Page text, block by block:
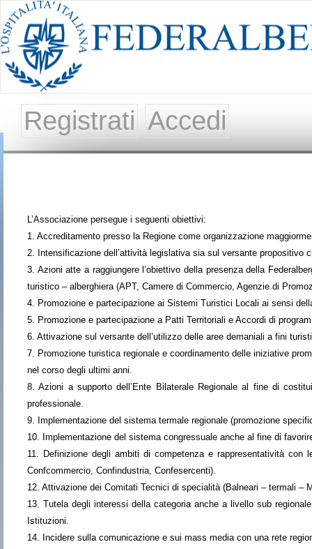
Registrati Accedi
L’Associazione persegue i seguenti obiettivi:
1. Accreditamento presso la Regione come organizzazione
2. Intensificazione dell’attività legislativa sia sul versante propositivo
3. Azioni atte a raggiungere l’obiettivo della presenza della
turistico – alberghiera (APT, Camere di Commercio, Agenzie di
4. Promozione e partecipazione ai Sistemi Turistici Locali ai sensi
5. Promozione e partecipazione a Patti Territoriali e Accordi di
6. Attivazione sul versante dell’utilizzo delle aree demaniali a fini
7. Promozione turistica regionale e coordinamento delle iniziative
nel corso degli ultimi anni.
8. Azioni a supporto dell’Ente Bilaterale Regionale al fine di
professionale.
9. Implementazione del sistema termale regionale (promozione
10. Implementazione del sistema congressuale anche al fine di
11. Definizione degli ambiti di competenza e rappresentatività
Confcommercio, Confindustria, Confesercenti).
12. Attivazione dei Comitati Tecnici di specialità (Balneari – termali –
13. Tutela degli interessi della categoria anche a livello sub
Istituzioni.
14. Incidere sulla comunicazione e sui mass media con una rete